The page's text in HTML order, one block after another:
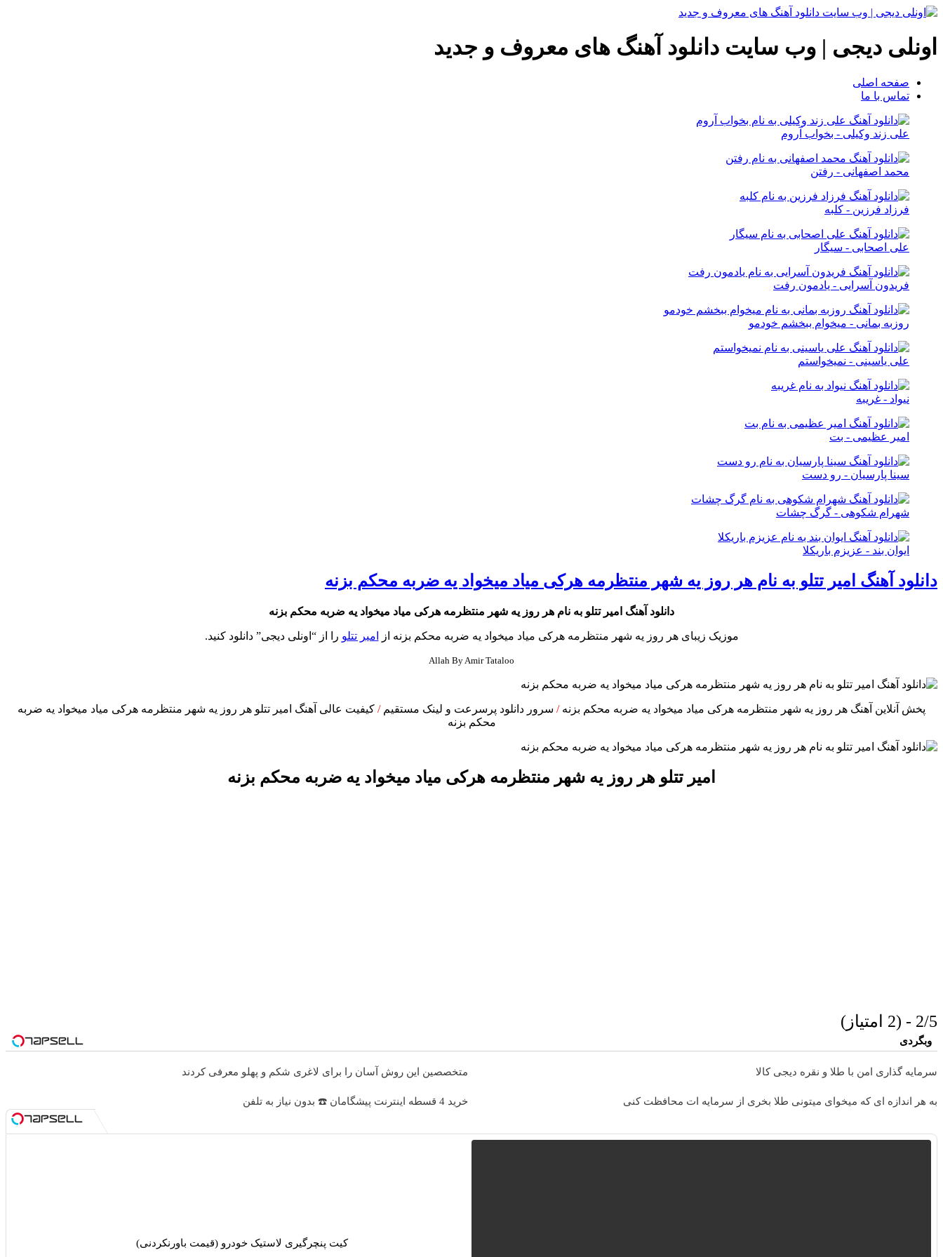
اونلی دیجی | وب سایت دانلود آهنگ های معروف و جدید
صفحه اصلی
تماس با ما
علی زند وکیلی - بخواب آروم
محمد اصفهانی - رفتن
فرزاد فرزین - کلبه
علی اصحابی - سیگار
فریدون آسرایی - یادمون رفت
روزبه بمانی - میخوام ببخشم خودمو
علی یاسینی - نمیخواستم
نیواد - غریبه
امیر عظیمی - بت
سینا پارسیان - رو دست
شهرام شکوهی - گرگ چشات
ایوان بند - عزیزم باریکلا
دانلود آهنگ امیر تتلو به نام هر روز یه شهر منتظرمه هرکی میاد میخواد یه ضربه محکم بزنه
دانلود آهنگ امیر تتلو به نام هر روز یه شهر منتظرمه هرکی میاد میخواد یه ضربه محکم بزنه
موزیک زیبای هر روز یه شهر منتظرمه هرکی میاد میخواد یه ضربه محکم بزنه از امیر تتلو را از “اونلی دیجی” دانلود کنید.
Allah By Amir Tataloo
پخش آنلاین آهنگ هر روز یه شهر منتظرمه هرکی میاد میخواد یه ضربه محکم بزنه/ سرور دانلود پرسرعت و لینک مستقیم/ کیفیت عالی آهنگ امیر تتلو هر روز یه شهر منتظرمه هرکی میاد میخواد یه ضربه
محکم بزنه
امیر تتلو هر روز یه شهر منتظرمه هرکی میاد میخواد یه ضربه محکم بزنه
2/5 - (2 امتیاز)
وبگردی
سرمایه گذاری امن با طلا و نقره دیجی کالا متخصصین این روش آسان را برای لاغری شکم و پهلو معرفی کردند
به هر اندازه ای که میخوای میتونی طلا بخری از سرمایه ات محافظت کنی خرید 4 قسطه اینترنت پیشگامان ☎️ بدون نیاز به تلفن
کیت پنچرگیری لاستیک خودرو (قیمت باورنکردنی)